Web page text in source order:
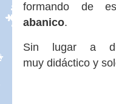
formando de
abanico.
Sin lugar a
muy didáctico y